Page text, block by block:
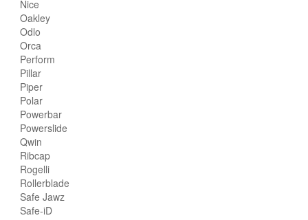
Nice
Oakley
Odlo
Orca
Perform
Pillar
Piper
Polar
Powerbar
Powerslide
Qwin
Ribcap
Rogelli
Rollerblade
Safe Jawz
Safe-iD